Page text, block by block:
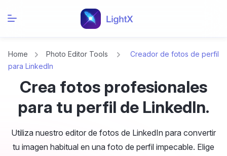
Home Photo Editor Tools
Creador de fotos de perfil
para LinkedIn
Crea fotos profesionales
para tu perfil de LinkedIn.
Utiliza nuestro editor de fotos de LinkedIn para convertir
tu imagen habitual en una foto de perfil impecable. Elige